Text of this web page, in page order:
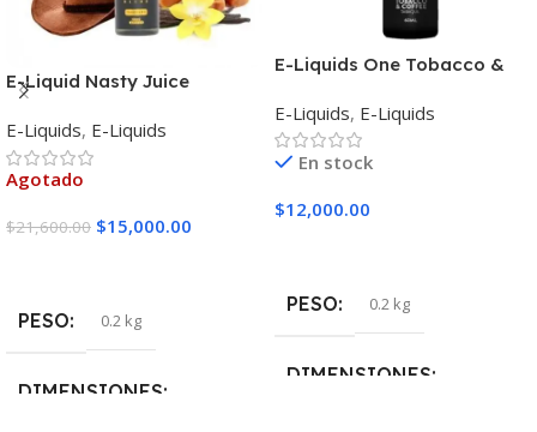
E-Liquid Nasty Juice
E-Liquids, E-Liquids
Agotado
$21,600.00 $15,000.00
PESO 0.2 kg
DIMENSIONES
E-Liquids One Tobacco &
E-Liquids, E-Liquids
En stock
$12,000.00
PESO 0.2 kg
DIMENSIONES